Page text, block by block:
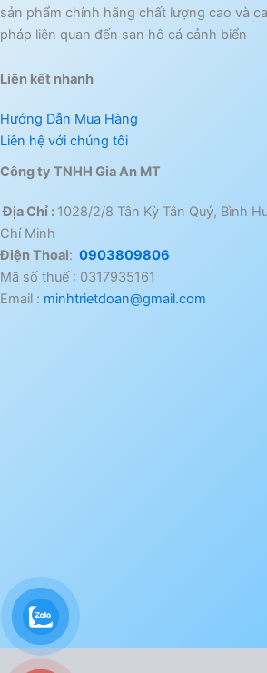
sản phẩm chính hãng chất lượng cao và
pháp liên quan đến san hô cá cảnh biển
Liên kết nhanh
Hướng Dẫn Mua Hàng
Liên hệ với chúng tôi
Công ty TNHH Gia An MT
Địa Chỉ : 1028/2/8 Tân Kỳ Tân Quý, Bình
Chí Minh
Điện Thoai: 0903809806
Mã số thuế : 0317935161
Email : minhtrietdoan@gmail.com